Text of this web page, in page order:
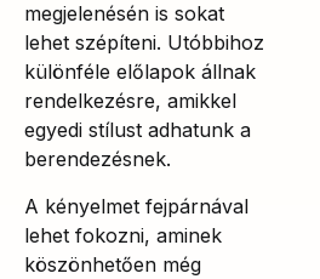
megjelenésén is sokat
lehet szépíteni. Utóbbihoz
különféle előlapok állnak
rendelkezésre, amikkel
egyedi stílust adhatunk a
berendezésnek.
A kényelmet fejpárnával
lehet fokozni, aminek
köszönhetően még